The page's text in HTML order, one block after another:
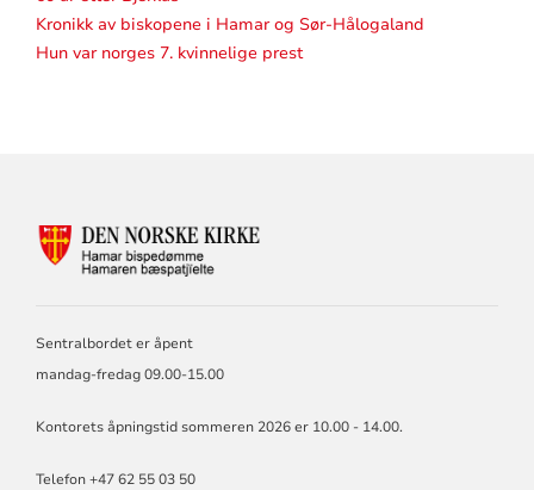
Kronikk av biskopene i Hamar og Sør-Hålogaland
Hun var norges 7. kvinnelige prest
Sentralbordet er åpent
mandag-fredag 09.00-15.00
Kontorets åpningstid sommeren 2026 er 10.00 - 14.00.
Telefon +47 62 55 03 50